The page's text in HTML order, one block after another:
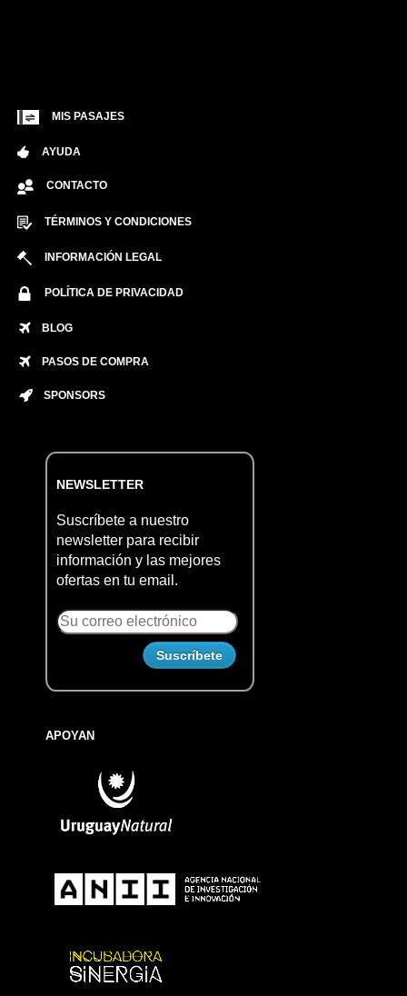
MIS PASAJES
AYUDA
CONTACTO
TÉRMINOS Y CONDICIONES
INFORMACIÓN LEGAL
POLÍTICA DE PRIVACIDAD
BLOG
PASOS DE COMPRA
SPONSORS
NEWSLETTER
Suscríbete a nuestro
newsletter para recibir
información y las mejores
ofertas en tu email.
APOYAN